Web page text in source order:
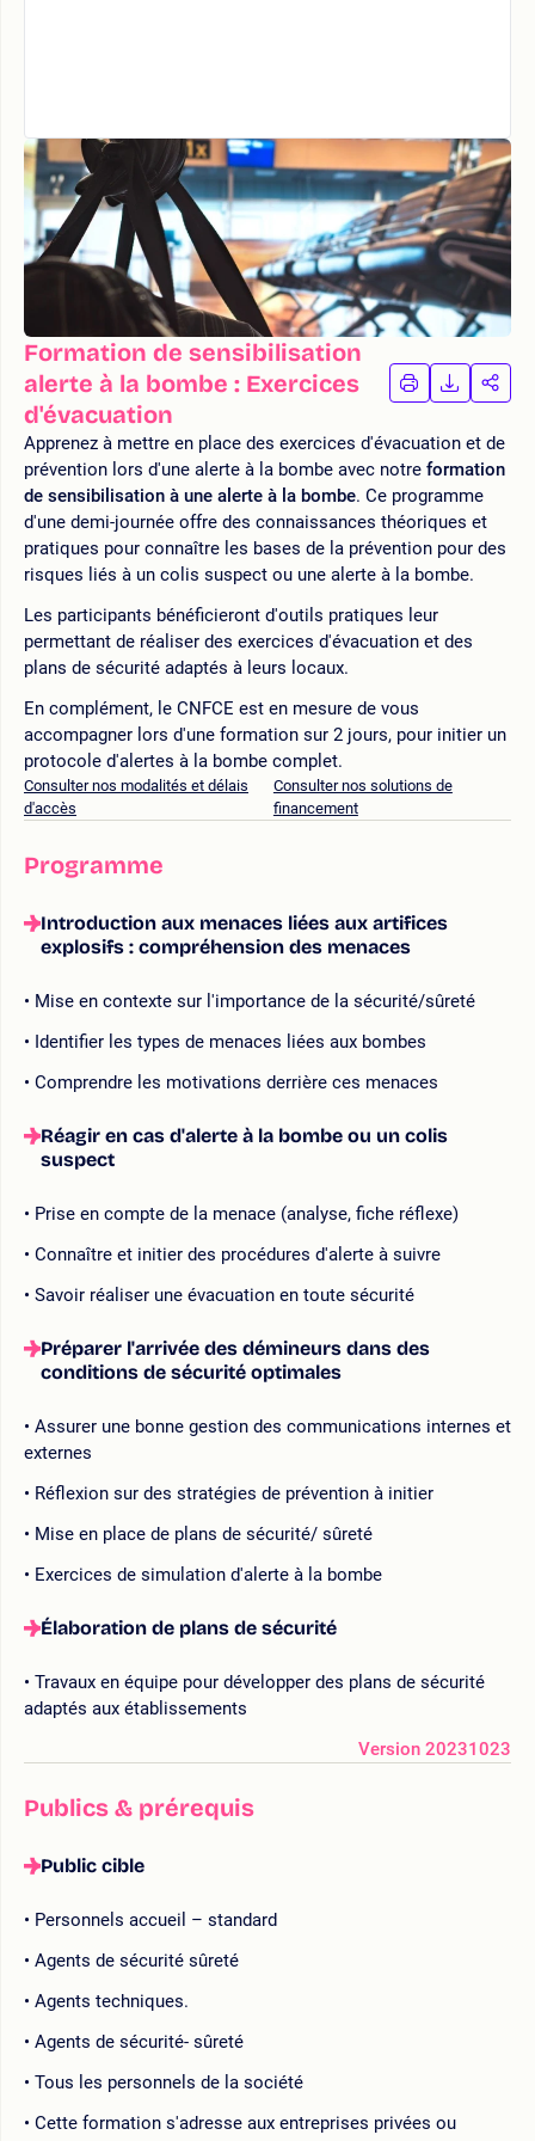
Formation de sensibilisation
alerte à la bombe : Exercices
d'évacuation
IMPRIMER
LA
LA
Apprenez à mettre en place des exercices d'évacuation et de
prévention lors d'une alerte à la bombe avec notre formation
de sensibilisation à une alerte à la bombe. Ce programme
d'une demi-journée offre des connaissances théoriques et
pratiques pour connaître les bases de la prévention pour des
risques liés à un colis suspect ou une alerte à la bombe.
Les participants bénéficieront d'outils pratiques leur
permettant de réaliser des exercices d'évacuation et des
plans de sécurité adaptés à leurs locaux.
En complément, le CNFCE est en mesure de vous
accompagner lors d'une formation sur 2 jours, pour initier un
protocole d'alertes à la bombe complet.
Consulter nos modalités et délais
d'accès
Consulter nos solutions de
financement
Programme
Introduction aux menaces liées aux artifices
explosifs : compréhension des menaces
Mise en contexte sur l'importance de la sécurité/sûreté
Identifier les types de menaces liées aux bombes
Comprendre les motivations derrière ces menaces
Réagir en cas d'alerte à la bombe ou un colis
suspect
Prise en compte de la menace (analyse, fiche réflexe)
Connaître et initier des procédures d'alerte à suivre
Savoir réaliser une évacuation en toute sécurité
Préparer l'arrivée des démineurs dans des
conditions de sécurité optimales
Assurer une bonne gestion des communications internes et
externes
Réflexion sur des stratégies de prévention à initier
Mise en place de plans de sécurité/ sûreté
Exercices de simulation d'alerte à la bombe
Élaboration de plans de sécurité
Travaux en équipe pour développer des plans de sécurité
adaptés aux établissements
Version 20231023
Publics & prérequis
Public cible
Personnels accueil – standard
Agents de sécurité sûreté
Agents techniques.
Agents de sécurité- sûreté
Tous les personnels de la société
Cette formation s'adresse aux entreprises privées ou